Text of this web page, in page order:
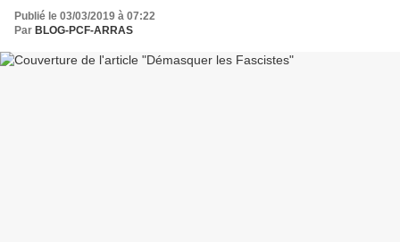
Publié le 03/03/2019 à 07:22
Par BLOG-PCF-ARRAS